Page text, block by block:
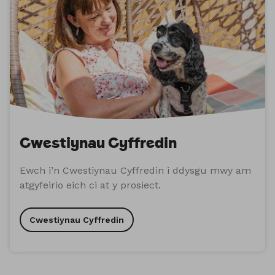
Cwestiynau Cyffredin
Ewch i’n Cwestiynau Cyffredin i ddysgu mwy am
atgyfeirio eich ci at y prosiect.
Cwestiynau Cyffredin